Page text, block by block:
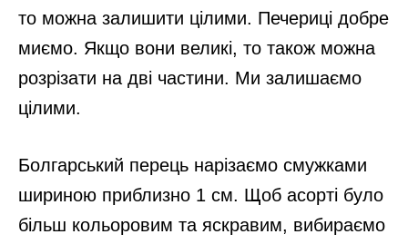
то можна залишити цілими. Печериці добре
миємо. Якщо вони великі, то також можна
розрізати на дві частини. Ми залишаємо
цілими.
Болгарський перець нарізаємо смужками
шириною приблизно 1 см. Щоб асорті було
більш кольоровим та яскравим, вибираємо